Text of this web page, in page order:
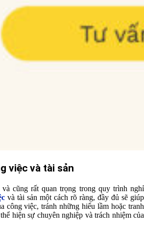
việc và tài sản
cũng rất quan trọng trong quy trình nghỉ
và tài sản một cách rõ ràng, đầy đủ sẽ giúp
công việc, tránh những hiểu lầm hoặc tranh
hiện sự chuyên nghiệp và trách nhiệm của